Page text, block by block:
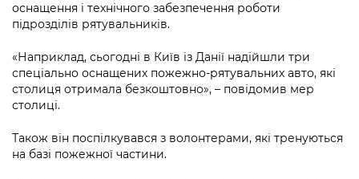
Підприємства, установи, організації
Річні звіти
Гендерна політика
Безбар'єрність
Портал Захисників та Захисниць
Безбар'єрність
Портал послуг
Важливе під час воєнного стану
Уряд» – місцевий рівень»
Про відкриті дані
Портал даних Києва
Публічні дашборди
оснащення і технічного забезпечення роботи
підрозділів рятувальників.
«Наприклад, сьогодні в Київ із Данії надійшли три
спеціально оснащених пожежно-рятувальних авто, які
столиця отримала безкоштовно», – повідомив мер
столиці.
Також він поспілкувався з волонтерами, які тренуються
на базі пожежної частини.